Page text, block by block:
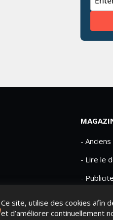
Ce site, utilise des cookies afin
et d’améliorer continuellement
-
- Lire le
- Publicite